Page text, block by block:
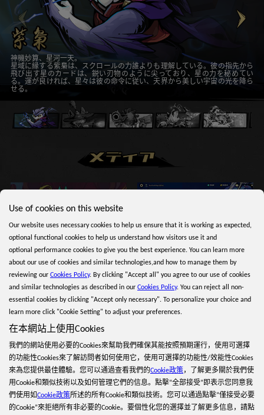
神機妙算、星河一天。
星域に縁する紫梟は、スクロールの力誰よりも理解している。彼の指先から
飛び出す星のカードは、鋭い刃物のように尖っており、星の力を秘めてい
る。運が良ければ、星々は彼の命令に従い、天界から美しい宇宙の光を降ら
せる。
Gunfire Reborn Mobile Trailer Gunfire Reborn mobile screenshot
最初 前へ 1 2 次へ 最後
Use of cookies on this website
Our website uses necessary cookies to help us ensure that it is working as expected,
optional functional cookies to help us understand how visitors use it and
optional performance cookies to give you the best experience. You can learn more
about our use of cookies and similar technologies,and how to manage them by
reviewing our Cookies Policy. By clicking "Accept all" you agree to our use of cookies
and similar technologies as described in our Cookies Policy. You can reject all non-
essential cookies by clicking "Accept only necessary". To personalize your choice and
learn more click "Cookie Setting" to adjust your preferences.
在本網站上使用Cookies
我們的網站使用必要的Cookies來幫助我們確保其能按照預期運行，使用可選擇
的功能性Cookies來了解訪問者如何使用它，使用可選擇的功能性/效能性Cookies
來為您提供最佳體驗。您可以通過查看我們的Cookie政策，了解更多關於我們使
用Cookie和類似技術以及如何管理它們的信息。點擊“全部接受”即表示您同意我
們使用如Cookie政策所述的所有Cookie和類似技術。您可以通過點擊“僅接受必要
的Cookie”來拒絕所有非必要的Cookie。要個性化您的選擇並了解更多信息，請點